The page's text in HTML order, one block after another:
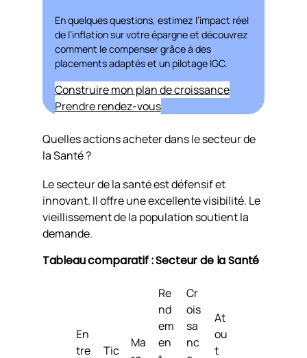
En quelques questions, estimez l’impact réel
de l’inflation sur votre épargne et découvrez
comment le compenser grâce à des
placements adaptés et un pilotage IGC.
Construire mon plan de croissance
Prendre rendez-vous
Quelles actions acheter dans le secteur de
la Santé ?
Le secteur de la santé est défensif et
innovant. Il offre une excellente visibilité. Le
vieillissement de la population soutient la
demande.
Tableau comparatif : Secteur de la Santé
En
tre
Tic
Ma
Re
nd
em
en
Cr
ois
sa
nc
At
ou
t